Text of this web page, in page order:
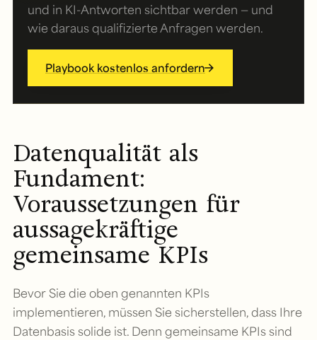
und in KI-Antworten sichtbar werden — und
wie daraus qualifizierte Anfragen werden.
Playbook kostenlos anfordern
Datenqualität als
Fundament:
Voraussetzungen für
aussagekräftige
gemeinsame KPIs
Bevor Sie die oben genannten KPIs
implementieren, müssen Sie sicherstellen, dass Ihre
Datenbasis solide ist. Denn gemeinsame KPIs sind